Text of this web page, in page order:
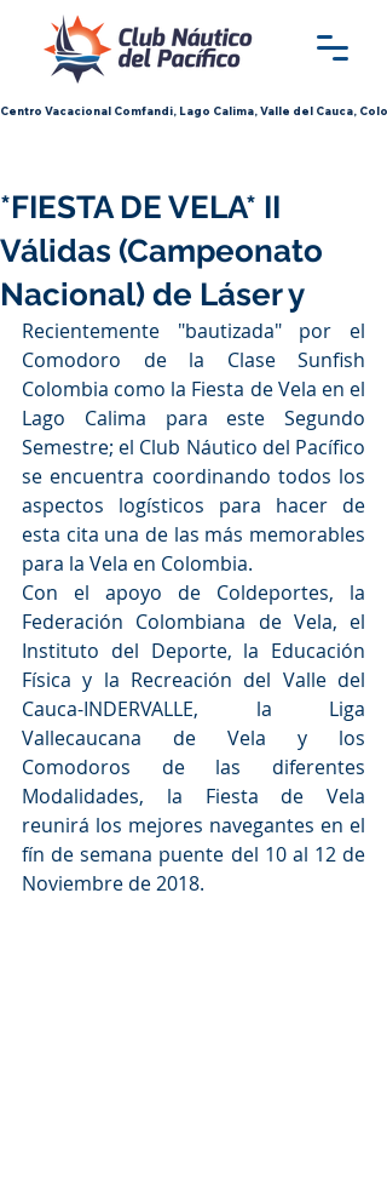
Centro Vacacional Comfandi, Lago Calima, Valle del Cauca,
*FIESTA DE VELA* II
Válidas (Campeonato
Nacional) de Láser y
Recientemente "bautizada" por el
Comodoro de la Clase Sunfish
Colombia como la Fiesta de Vela en el
Lago Calima para este Segundo
Semestre; el Club Náutico del Pacífico
se encuentra coordinando todos los
aspectos logísticos para hacer de
esta cita una de las más memorables
para la Vela en Colombia.
Con el apoyo de Coldeportes, la
Federación Colombiana de Vela, el
Instituto del Deporte, la Educación
Física y la Recreación del Valle del
Cauca-INDERVALLE, la Liga
Vallecaucana de Vela y los
Comodoros de las diferentes
Modalidades, la Fiesta de Vela
reunirá los mejores navegantes en el
fín de semana puente del 10 al 12 de
Noviembre de 2018.